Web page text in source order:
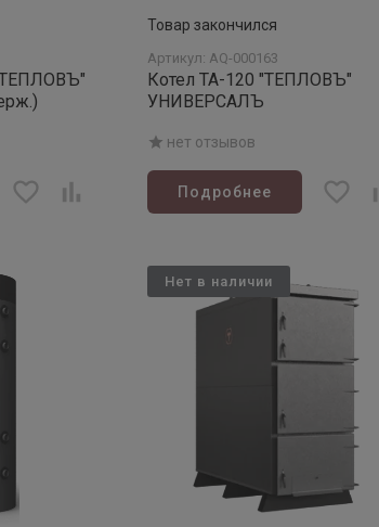
Товар закончился
Артикул: AQ-000163
Котел ТА-120 "ТЕПЛОВЪ"
УНИВЕРСАЛЪ
нет отзывов
Подробнее
Нет в наличии